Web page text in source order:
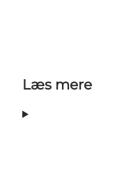
Læs mere